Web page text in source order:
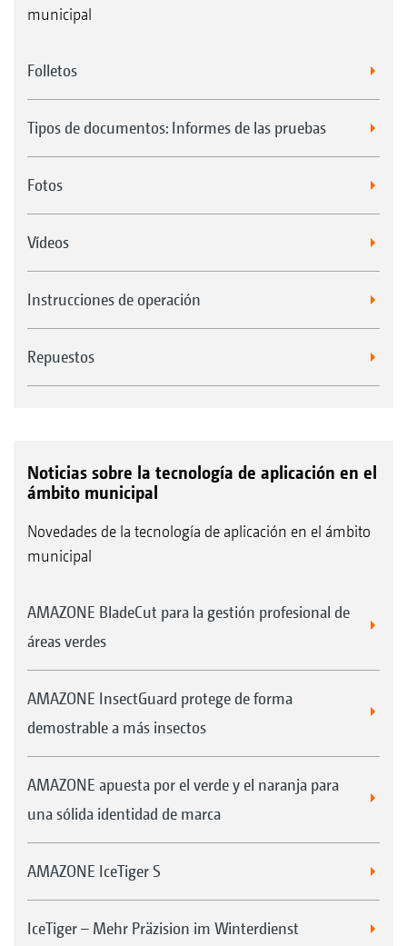
municipal
Folletos
Tipos de documentos: Informes de las pruebas
Fotos
Vídeos
Instrucciones de operación
Repuestos
Noticias sobre la tecnología de aplicación en el
ámbito municipal
Novedades de la tecnología de aplicación en el ámbito
municipal
AMAZONE BladeCut para la gestión profesional de
áreas verdes
AMAZONE InsectGuard protege de forma
demostrable a más insectos
AMAZONE apuesta por el verde y el naranja para
una sólida identidad de marca
AMAZONE IceTiger S
IceTiger – Mehr Präzision im Winterdienst